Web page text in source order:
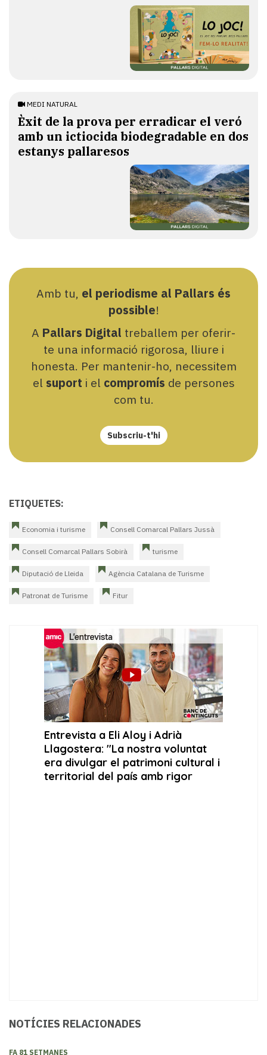
MEDI NATURAL
Èxit de la prova per erradicar el veró
amb un ictiocida biodegradable en dos
estanys pallaresos
Amb tu, el periodisme al Pallars és
possible!
A Pallars Digital treballem per oferir-
te una informació rigorosa, lliure i
honesta. Per mantenir-ho, necessitem
el suport i el compromís de persones
com tu.
Subscriu-t'hi
ETIQUETES:
Economia i turisme Consell Comarcal Pallars Jussà
Consell Comarcal Pallars Sobirà turisme
Diputació de Lleida Agència Catalana de Turisme
Patronat de Turisme Fitur
NOTÍCIES RELACIONADES
FA 81 SETMANES